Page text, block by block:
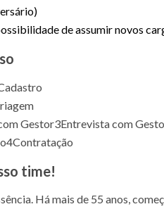
de assumir novos
Gestor3Entrevista com
4Contratação
time!
Há mais de 55 anos,